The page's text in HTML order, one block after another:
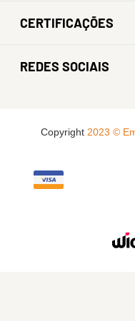
CERTIFICAÇÕES
REDES SOCIAIS
Copyright 2023 ©